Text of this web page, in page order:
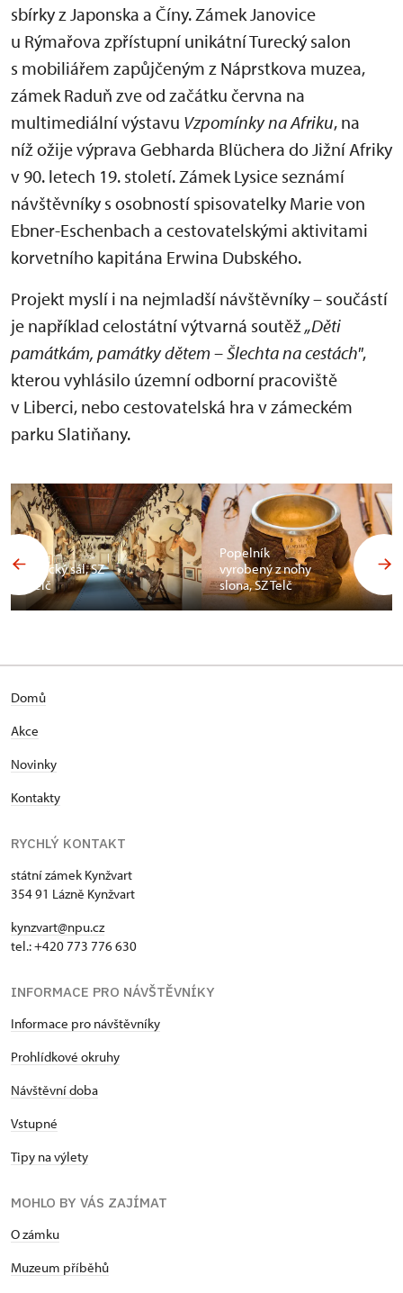
sbírky z Japonska a Číny. Zámek Janovice
u Rýmařova zpřístupní unikátní Turecký salon
s mobiliářem zapůjčeným z Náprstkova muzea,
zámek Raduň zve od začátku června na
multimediální výstavu Vzpomínky na Afriku, na
níž ožije výprava Gebharda Blüchera do Jižní Afriky
v 90. letech 19. století. Zámek Lysice seznámí
návštěvníky s osobností spisovatelky Marie von
Ebner-Eschenbach a cestovatelskými aktivitami
korvetního kapitána Erwina Dubského.
Projekt myslí i na nejmladší návštěvníky – součástí
je například celostátní výtvarná soutěž„Děti
památkám, památky dětem – Šlechta na cestách",
kterou vyhlásilo územní odborní pracoviště
v Liberci, nebo cestovatelská hra v zámeckém
parku Slatiňany.
Africký sál, SZ
Telč
Popelník
vyrobený z nohy
slona, SZ Telč
Domů
Akce
Novinky
Kontakty
RYCHLÝ KONTAKT
státní zámek Kynžvart
354 91 Lázně Kynžvart
kynzvart@npu.cz
tel.: +420 773 776 630
INFORMACE PRO NÁVŠTĚVNÍKY
Informace pro návštěvníky
Prohlídkové okruhy
Návštěvní doba
Vstupné
Tipy na výlety
MOHLO BY VÁS ZAJÍMAT
O zámku
Muzeum příběhů